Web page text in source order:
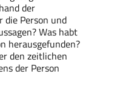
der
die Person und
Was habt
herausgefunden?
den zeitlichen
der Person